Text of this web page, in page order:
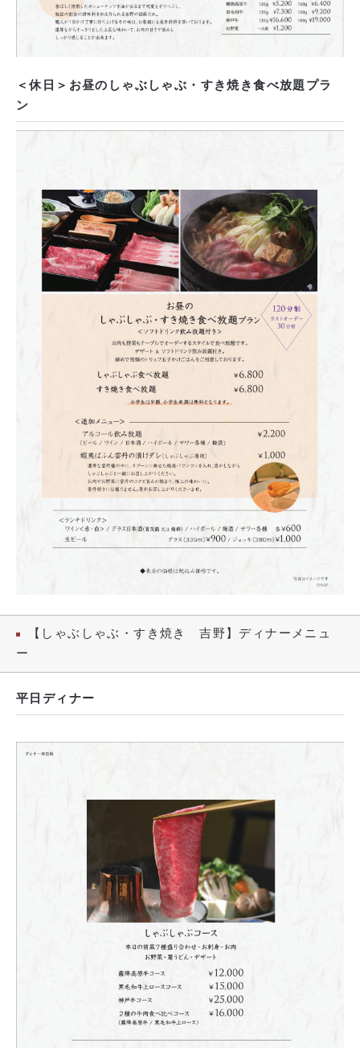
＜休日＞お昼のしゃぶしゃぶ・すき焼き食べ放題プラ
ン
【しゃぶしゃぶ・すき焼き 吉野】ディナーメニュ
ー
平日ディナー